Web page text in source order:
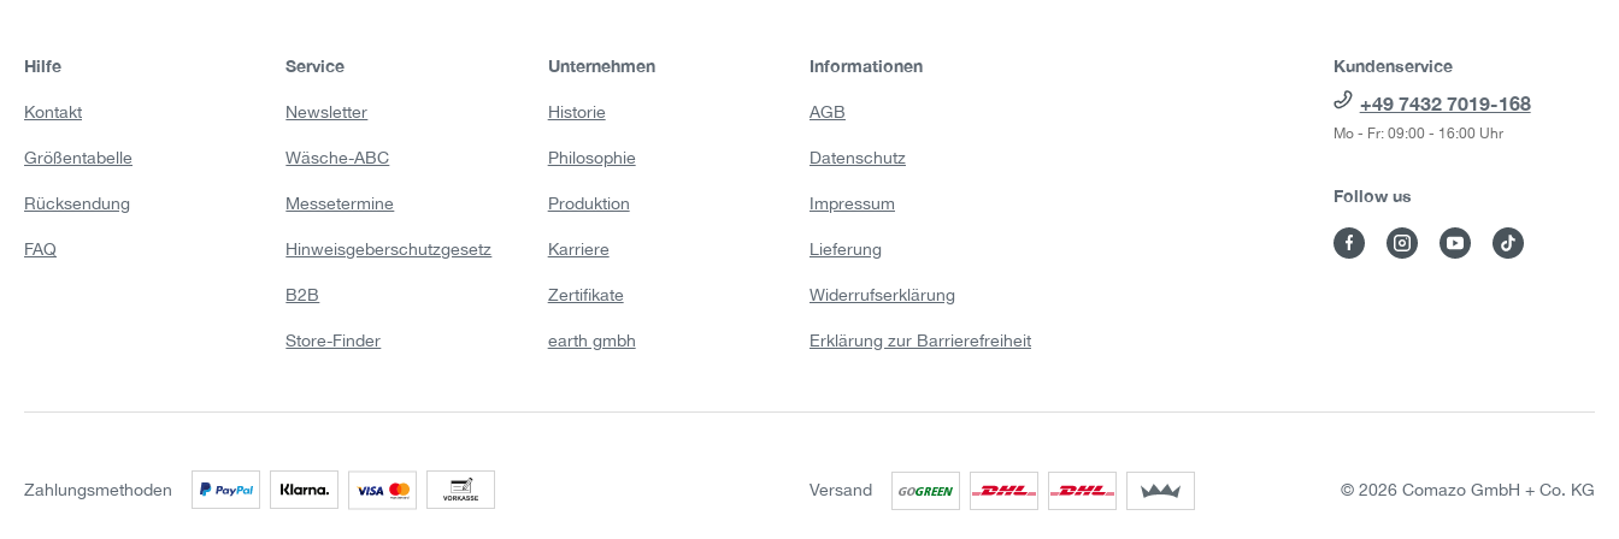
Hilfe
Kontakt
Größentabelle
Rücksendung
FAQ
Service
Newsletter
Wäsche-ABC
Messetermine
Hinweisgeberschutzgesetz
B2B
Store-Finder
Unternehmen
Historie
Philosophie
Produktion
Karriere
Zertifikate
earth gmbh
Informationen
AGB
Datenschutz
Impressum
Lieferung
Widerrufserklärung
Erklärung zur Barrierefreiheit
Kundenservice
+49 7432 7019-168
Mo - Fr: 09:00 - 16:00 Uhr
Follow us
Zahlungsmethoden Versand © 2026 Comazo GmbH + Co. KG